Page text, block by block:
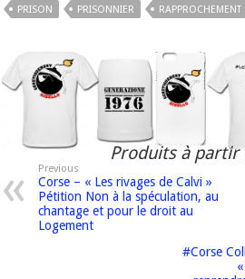
PRISON
PRISONNIER RAPPROCHEMENT
Produits à partir
Previous
Corse – « Les rivages de Calvi »
Pétition Non à la spéculation, au
chantage et pour le droit au
Logement
#Corse